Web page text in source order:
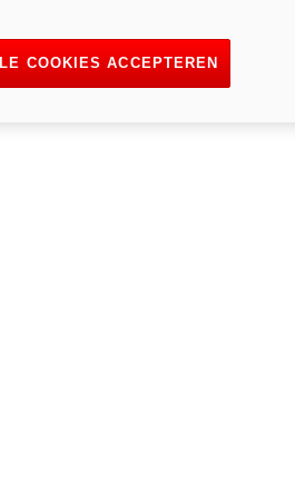
COOKIES ACCEPTEREN